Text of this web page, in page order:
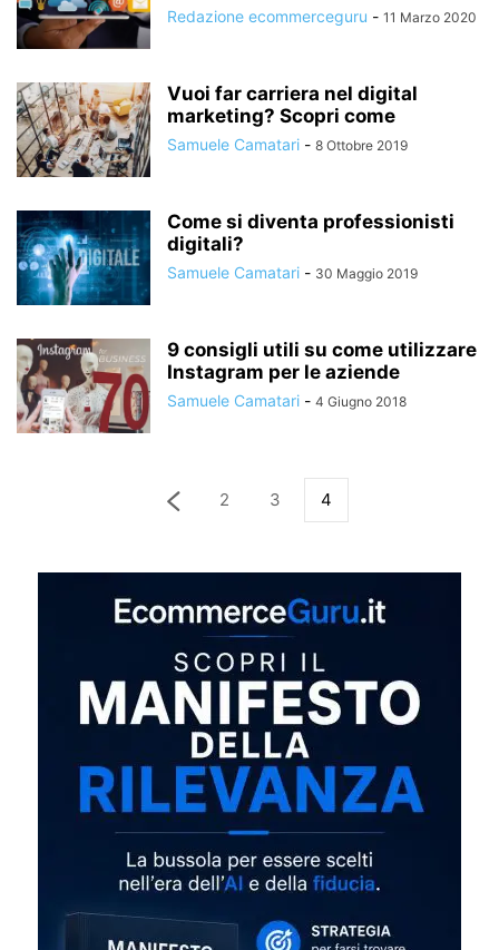
Redazione ecommerceguru - 11 Marzo 2020
Vuoi far carriera nel digital
marketing? Scopri come
Samuele Camatari - 8 Ottobre 2019
Come si diventa professionisti
digitali?
Samuele Camatari - 30 Maggio 2019
9 consigli utili su come utilizzare
Instagram per le aziende
Samuele Camatari - 4 Giugno 2018
2 3 4